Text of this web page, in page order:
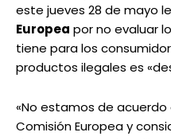
este jueves 28 de mayo
Europea por no evaluar
tiene para los
productos ilegales es
«No estamos de
Comisión Europea y